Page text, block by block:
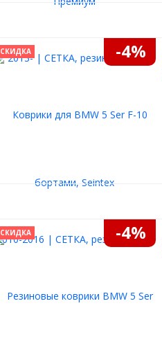
СКИДКА -4%
СКИДКА -4%